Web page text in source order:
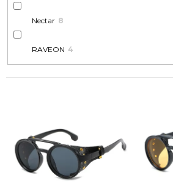
Nectar 8
RAVEON 4
P
D
p
r
e
m